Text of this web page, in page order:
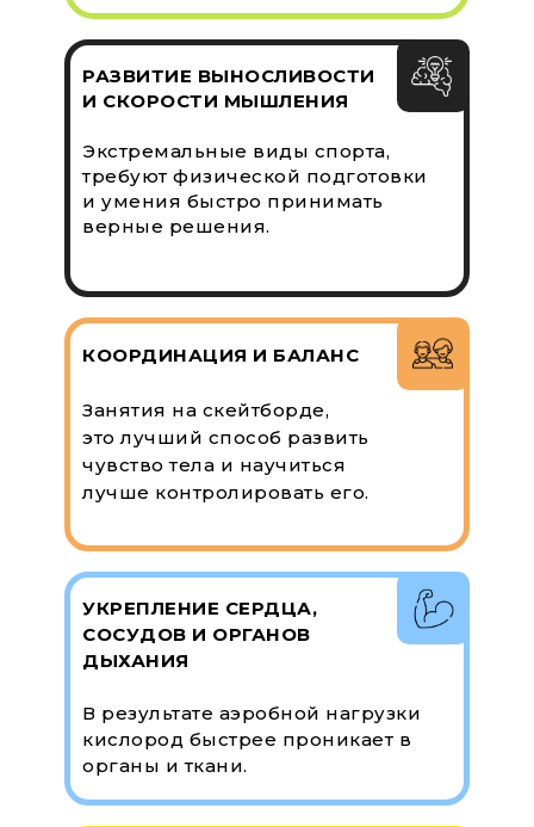
РАЗВИТИЕ ВЫНОСЛИВОСТИ
И СКОРОСТИ МЫШЛЕНИЯ
Экстремальные виды спорта,
требуют физической подготовки
и умения быстро принимать
верные решения.
УКРЕПЛЕНИЕ СЕРДЦА,
СОСУДОВ И ОРГАНОВ
ДЫХАНИЯ
В результате аэробной нагрузки
кислород быстрее проникает в
органы и ткани.
КООРДИНАЦИЯ И БАЛАНС
Занятия на скейтборде,
это лучший способ развить
чувство тела и научиться
лучше контролировать его.